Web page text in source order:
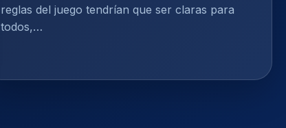
reglas del juego tendrían que ser claras para
todos,…